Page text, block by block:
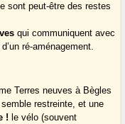
sont peut-être des restes
qui communiquent avec
ré-aménagement.
Terres neuves à Bègles
restreinte, et une
! le vélo (souvent